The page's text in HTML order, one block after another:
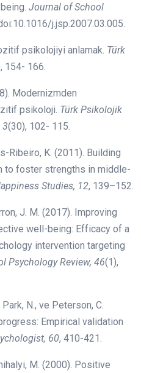
Journal of School
j.jsp.2007.03.005.
psikolojiyi anlamak. Türk
154- 166.
Modernizmden
psikoloji. Türk Psikolojik
3(30), 102- 115.
Ribeiro, K. (2011). Building
to foster strengths in middle-
Studies, 12, 139–152.
J. M. (2017). Improving
well-being: Efficacy of a
intervention targeting
Psychology Review, 46(1),
Park, N., ve Peterson, C.
Empirical validation
60, 410-421.
M. (2000). Positive